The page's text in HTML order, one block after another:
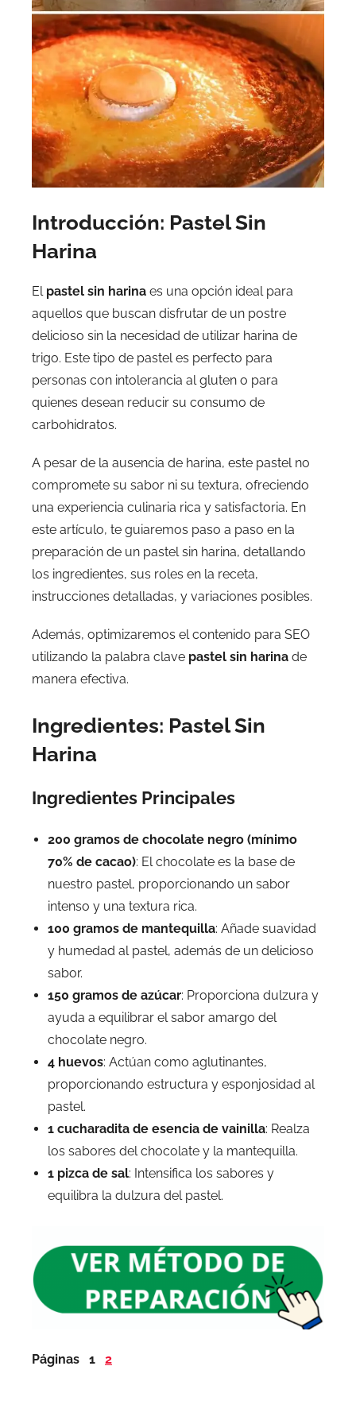
Introducción: Pastel Sin
Harina
El pastel sin harina es una opción ideal para
aquellos que buscan disfrutar de un postre
delicioso sin la necesidad de utilizar harina de
trigo. Este tipo de pastel es perfecto para
personas con intolerancia al gluten o para
quienes desean reducir su consumo de
carbohidratos.
A pesar de la ausencia de harina, este pastel no
compromete su sabor ni su textura, ofreciendo
una experiencia culinaria rica y satisfactoria. En
este artículo, te guiaremos paso a paso en la
preparación de un pastel sin harina, detallando
los ingredientes, sus roles en la receta,
instrucciones detalladas, y variaciones posibles.
Además, optimizaremos el contenido para SEO
utilizando la palabra clave pastel sin harina de
manera efectiva.
Ingredientes: Pastel Sin
Harina
Ingredientes Principales
200 gramos de chocolate negro (mínimo
70% de cacao): El chocolate es la base de
nuestro pastel, proporcionando un sabor
intenso y una textura rica.
100 gramos de mantequilla: Añade suavidad
y humedad al pastel, además de un delicioso
sabor.
150 gramos de azúcar: Proporciona dulzura y
ayuda a equilibrar el sabor amargo del
chocolate negro.
4 huevos: Actúan como aglutinantes,
proporcionando estructura y esponjosidad al
pastel.
1 cucharadita de esencia de vainilla: Realza
los sabores del chocolate y la mantequilla.
1 pizca de sal: Intensifica los sabores y
equilibra la dulzura del pastel.
Páginas 1 2